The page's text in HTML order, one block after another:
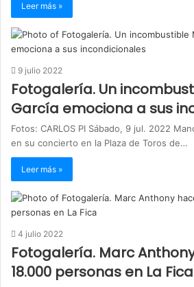
Leer más »
9 julio 2022
Fotogalería. Un
García emociona a sus
Fotos: CARLOS PI Sábado, 9 jul. 2022
en su concierto en la Plaza de Toros de…
Leer más »
4 julio 2022
Fotogalería. Marc
18.000 personas en La Fica